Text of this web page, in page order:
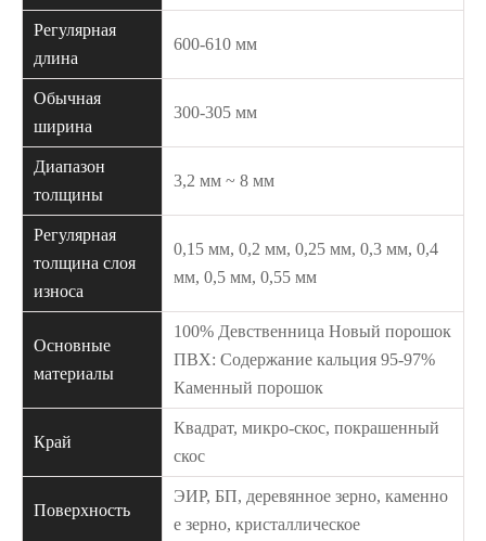
Регулярная
длина
600-610 мм
Обычная
ширина
300-305 мм
Диапазон
толщины
3,2 мм ~ 8 мм
Регулярная
толщина слоя
износа
0,15 мм, 0,2 мм, 0,25 мм, 0,3 мм, 0,4
мм, 0,5 мм, 0,55 мм
Основные
материалы
100% Девственница Новый порошок
ПВХ: Содержание кальция 95-97%
Каменный порошок
Край
Квадрат, микро-скос, покрашенный
скос
Поверхность
ЭИР, БП, деревянное зерно, каменно
е зерно, кристаллическое